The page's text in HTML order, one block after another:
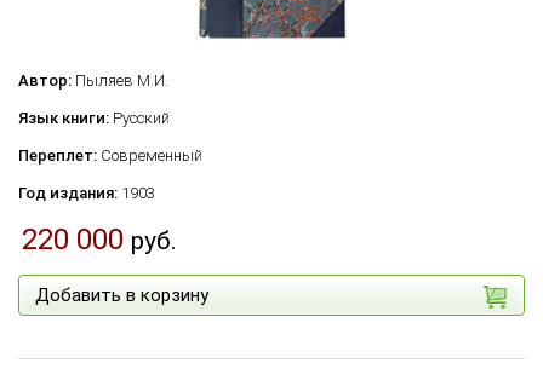
по дате поступления (новинки)
Автор: Пыляев М.И.
Язык книги: Русский
Переплет: Современный
Год издания: 1903
220 000 руб.
Добавить в корзину